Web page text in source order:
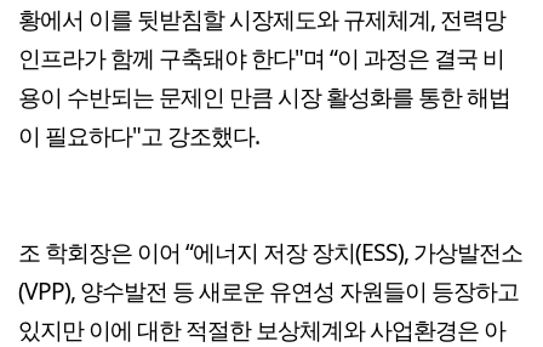
황에서 이를 뒷받침할 시장제도와 규제체계, 전력망
인프라가 함께 구축돼야 한다"며 “이 과정은 결국 비
용이 수반되는 문제인 만큼 시장 활성화를 통한 해법
이 필요하다"고 강조했다.
조 학회장은 이어 “에너지 저장 장치(ESS), 가상발전소
(VPP), 양수발전 등 새로운 유연성 자원들이 등장하고
있지만 이에 대한 적절한 보상체계와 사업환경은 아